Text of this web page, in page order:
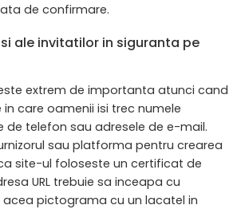
de confirmare.
ale invitatilor in siguranta pe
extrem de importanta atunci cand
care oamenii isi trec numele
de telefon sau adresele de e-mail.
sau platforma pentru crearea
site-ul foloseste un certificat de
URL trebuie sa inceapa cu
acea pictograma cu un lacatel in